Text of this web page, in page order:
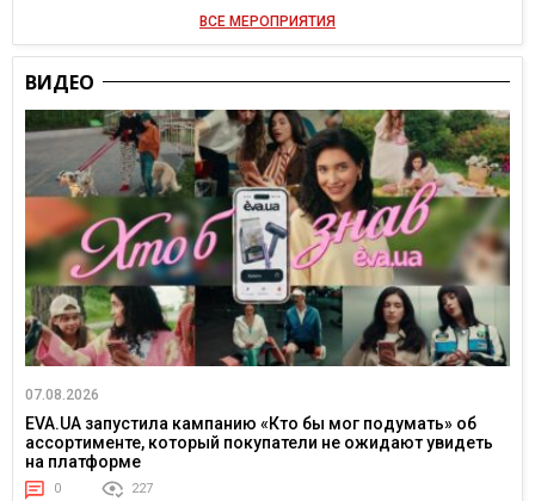
ВСЕ МЕРОПРИЯТИЯ
ВИДЕО
07.08.2026
EVA.UA запустила кампанию «Кто бы мог подумать» об
ассортименте, который покупатели не ожидают увидеть
на платформе
0 227